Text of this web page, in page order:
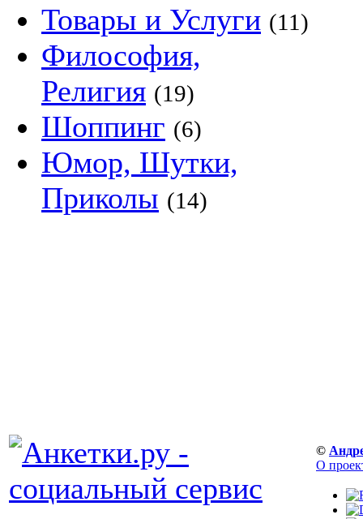
Товары и Услуги (11)
Философия,
Религия (19)
Шоппинг (6)
Юмор, Шутки,
Приколы (14)
©
О